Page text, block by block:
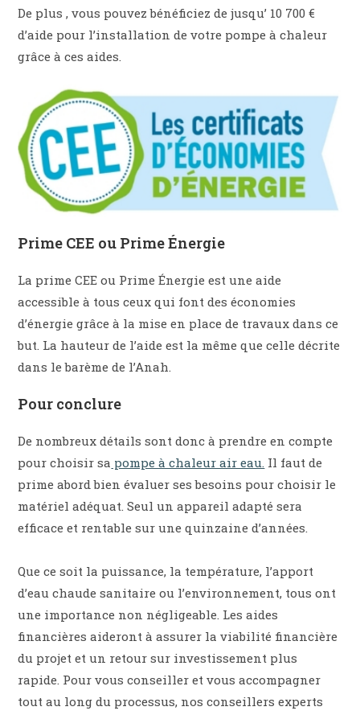
De plus , vous pouvez bénéficiez de jusqu’ 10 700 €
d’aide pour l’installation de votre pompe à chaleur
grâce à ces aides.
Prime CEE ou Prime Énergie
La prime CEE ou Prime Énergie est une aide
accessible à tous ceux qui font des économies
d’énergie grâce à la mise en place de travaux dans ce
but. La hauteur de l’aide est la même que celle décrite
dans le barème de l’Anah.
Pour conclure
De nombreux détails sont donc à prendre en compte
pour choisir sa pompe à chaleur air eau. Il faut de
prime abord bien évaluer ses besoins pour choisir le
matériel adéquat. Seul un appareil adapté sera
efficace et rentable sur une quinzaine d’années.
Que ce soit la puissance, la température, l’apport
d’eau chaude sanitaire ou l’environnement, tous ont
une importance non négligeable. Les aides
financières aideront à assurer la viabilité financière
du projet et un retour sur investissement plus
rapide. Pour vous conseiller et vous accompagner
tout au long du processus, nos conseillers experts